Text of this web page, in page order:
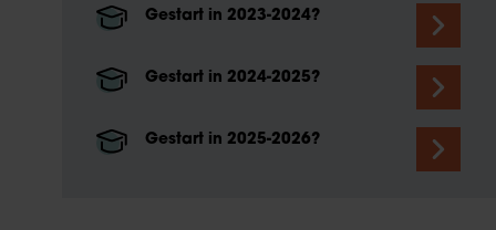
Gestart in 2023-2024?
Gestart in 2024-2025?
Gestart in 2025-2026?